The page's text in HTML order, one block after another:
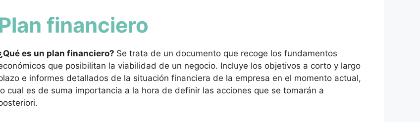
financiero
es un plan financiero? Se trata de un documento que recoge los fundamentos
que posibilitan la viabilidad de un negocio. Incluye los objetivos a corto y largo
e informes detallados de la situación financiera de la empresa en el momento actual,
cual es de suma importancia a la hora de definir las acciones que se tomarán a